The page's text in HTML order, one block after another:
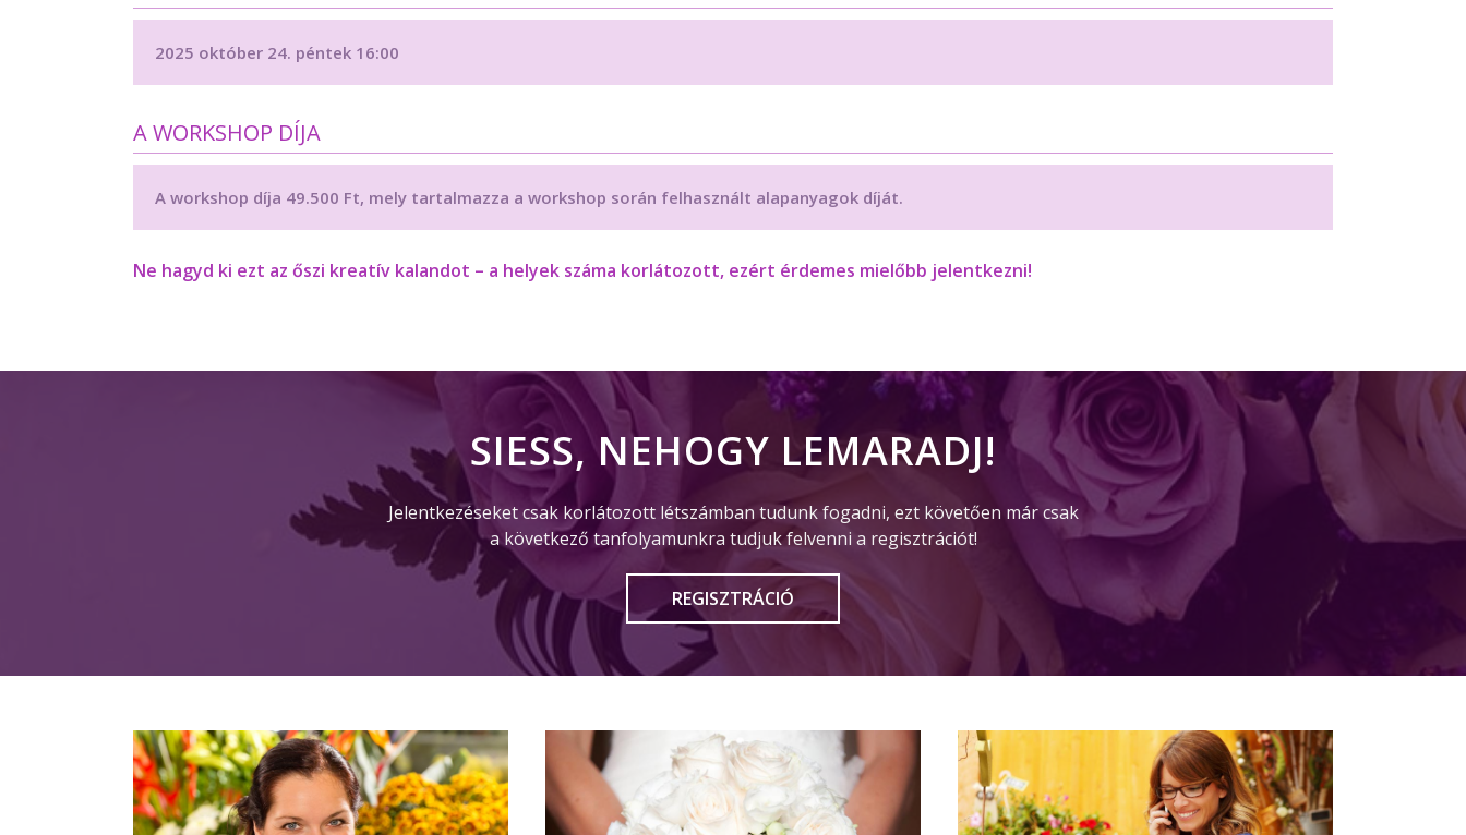
2025 október 24. péntek 16:00
A WORKSHOP DÍJA
A workshop díja 49.500 Ft, mely tartalmazza a workshop során felhasznált alapanyagok díját.
Ne hagyd ki ezt az őszi kreatív kalandot – a helyek száma korlátozott, ezért érdemes mielőbb jelentkezni!
SIESS, NEHOGY LEMARADJ!
Jelentkezéseket csak korlátozott létszámban tudunk fogadni, ezt követően már csak
a következő tanfolyamunkra tudjuk felvenni a regisztrációt!
REGISZTRÁCIÓ